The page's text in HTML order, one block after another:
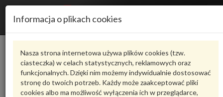
Informacja o plikach cookies
Nasza strona internetowa używa plików cookies (tzw.
ciasteczka) w celach statystycznych, reklamowych oraz
funkcjonalnych. Dzięki nim możemy indywidualnie dostosować
stronę do twoich potrzeb. Każdy może zaakceptować pliki
cookies albo ma możliwość wyłączenia ich w przeglądarce,
Karta produktu
6R4867911G5APVAG
VAG - produkt oryginalny VW AUDI SEAT SKODA